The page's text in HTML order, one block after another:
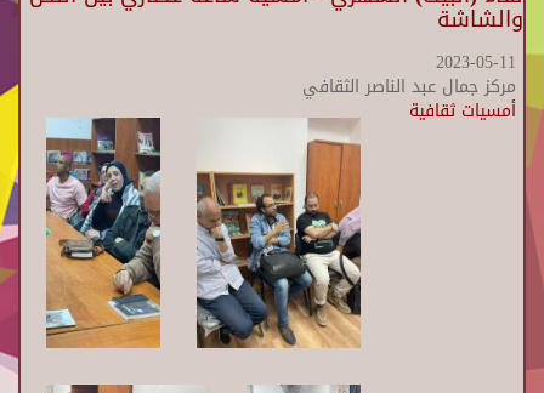
والشاشة
2023-05-11
مركز جمال عبد الناصر الثقافي
أمسيات ثقافية